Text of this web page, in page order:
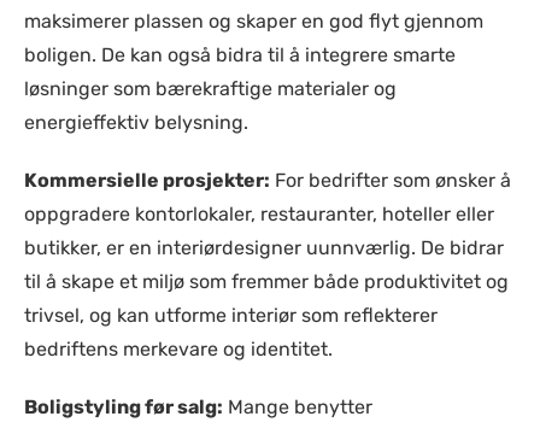
maksimerer plassen og skaper en god flyt gjennom
boligen. De kan også bidra til å integrere smarte
løsninger som bærekraftige materialer og
energieffektiv belysning.
Kommersielle prosjekter: For bedrifter som ønsker å
oppgradere kontorlokaler, restauranter, hoteller eller
butikker, er en interiørdesigner uunnværlig. De bidrar
til å skape et miljø som fremmer både produktivitet og
trivsel, og kan utforme interiør som reflekterer
bedriftens merkevare og identitet.
Boligstyling før salg: Mange benytter